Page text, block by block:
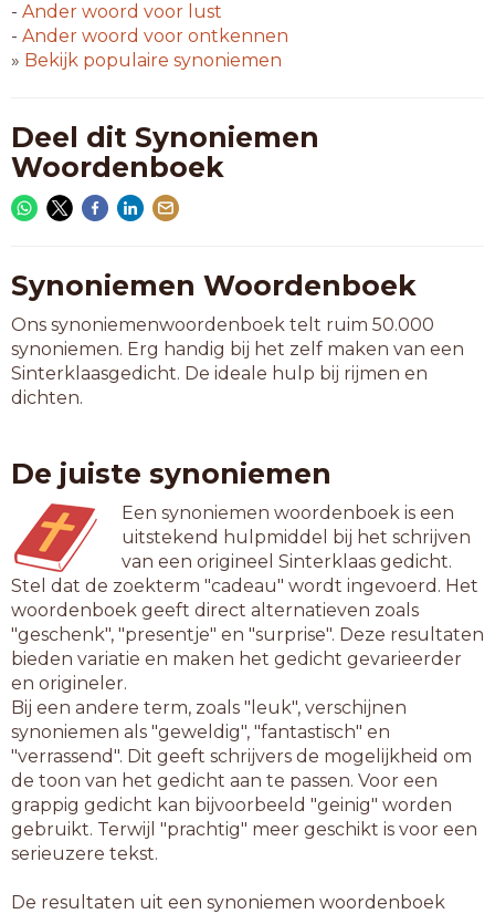
- Ander woord voor lust
- Ander woord voor ontkennen
» Bekijk populaire synoniemen
Deel dit Synoniemen
Woordenboek
Synoniemen Woordenboek
Ons synoniemenwoordenboek telt ruim 50.000
synoniemen. Erg handig bij het zelf maken van een
Sinterklaasgedicht. De ideale hulp bij rijmen en
dichten.
De juiste synoniemen
Een synoniemen woordenboek is een
uitstekend hulpmiddel bij het schrijven
van een origineel Sinterklaas gedicht.
Stel dat de zoekterm "cadeau" wordt ingevoerd. Het
woordenboek geeft direct alternatieven zoals
"geschenk", "presentje" en "surprise". Deze resultaten
bieden variatie en maken het gedicht gevarieerder
en origineler.
Bij een andere term, zoals "leuk", verschijnen
synoniemen als "geweldig", "fantastisch" en
"verrassend". Dit geeft schrijvers de mogelijkheid om
de toon van het gedicht aan te passen. Voor een
grappig gedicht kan bijvoorbeeld "geinig" worden
gebruikt. Terwijl "prachtig" meer geschikt is voor een
serieuzere tekst.
De resultaten uit een synoniemen woordenboek